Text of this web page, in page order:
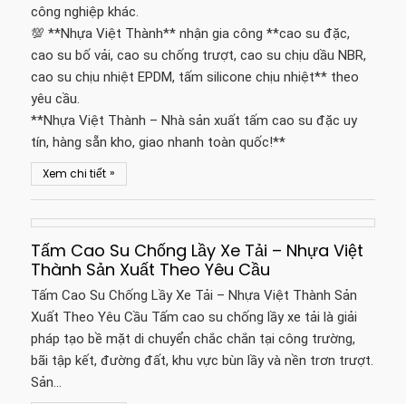
công nghiệp khác.
💯 **Nhựa Việt Thành** nhận gia công **cao su đặc,
cao su bố vải, cao su chống trượt, cao su chịu dầu NBR,
cao su chịu nhiệt EPDM, tấm silicone chịu nhiệt** theo
yêu cầu.
**Nhựa Việt Thành – Nhà sản xuất tấm cao su đặc uy
tín, hàng sẵn kho, giao nhanh toàn quốc!**
Xem chi tiết »
Tấm Cao Su Chống Lầy Xe Tải – Nhựa Việt
Thành Sản Xuất Theo Yêu Cầu
Tấm Cao Su Chống Lầy Xe Tải – Nhựa Việt Thành Sản
Xuất Theo Yêu Cầu Tấm cao su chống lầy xe tải là giải
pháp tạo bề mặt di chuyển chắc chắn tại công trường,
bãi tập kết, đường đất, khu vực bùn lầy và nền trơn trượt.
Sản…